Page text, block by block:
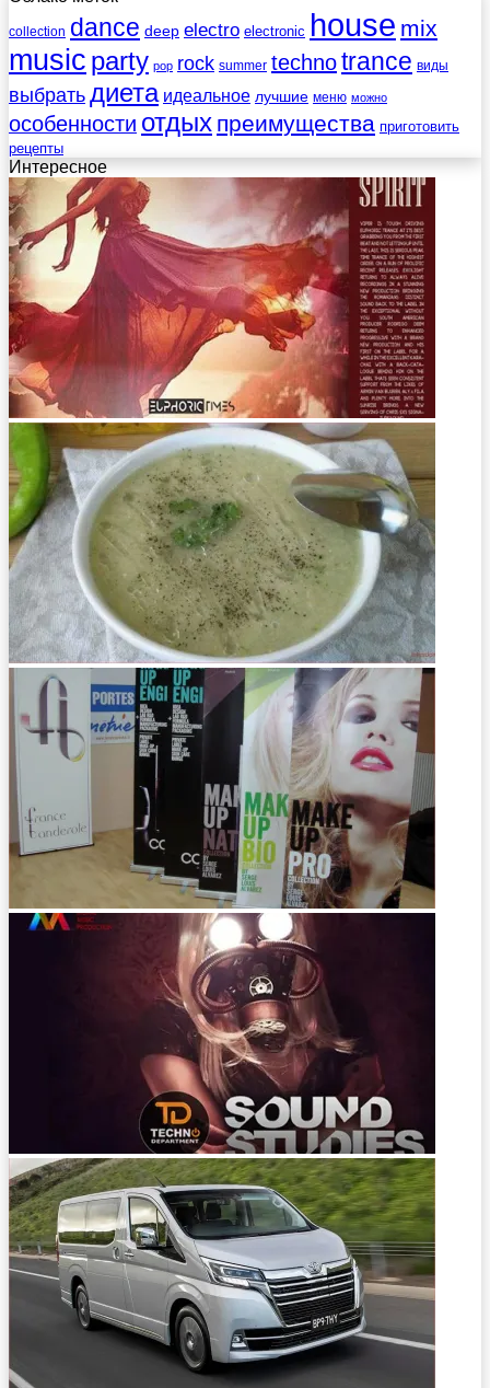
collection dance deep electro electronic house mix
music party pop rock summer technotrance виды
выбратьдиета идеальное лучшие меню можно
особенности отдых преимущества приготовить
рецепты
Интересное